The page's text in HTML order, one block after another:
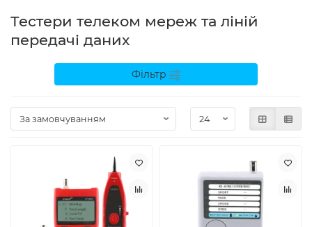
Тестери телеком мереж та ліній
передачі даних
Фільтр